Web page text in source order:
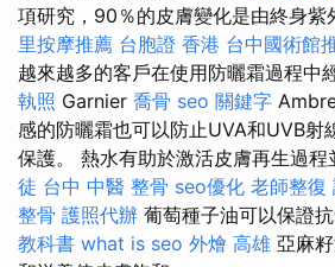
項研究，90％的皮膚變化是由終身紫
里按摩推薦 台胞證 香港 台中國術館
越來越多的客戶在使用防曬霜過程中
執照 Garnier 喬骨 seo 關鍵字
感的防曬霜也可以防止UVA和UVB射
保護。 熱水有助於激活皮膚再生過程
徒 台中 中醫 整骨 seo優化 老師整復
整骨 護照代辦 葡萄種子油可以保證
教科書 what is seo 外燴 高雄 亞麻